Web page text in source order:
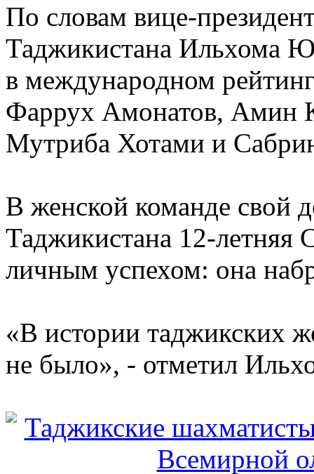
По словам вице-
Таджикистана Ильхома
в международном
Фаррух Амонатов, Амин
Мутриба Хотами и
В женской команде свой
Таджикистана 12-летняя
личным успехом: она
«В истории таджикских
не было», - отметил